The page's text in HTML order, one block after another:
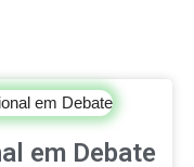
em Debate